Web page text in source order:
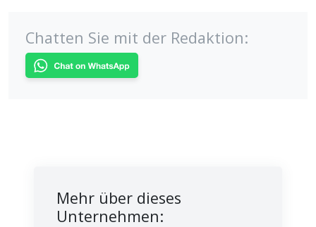
Chatten Sie mit der Redaktion:
Mehr über dieses
Unternehmen: